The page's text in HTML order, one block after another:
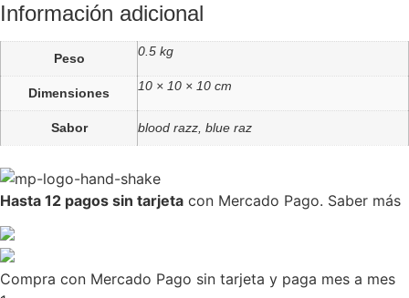
Información adicional
Peso 0.5 kg
Dimensiones 10 × 10 × 10 cm
Sabor blood razz, blue raz
Hasta 12 pagos sin tarjeta con Mercado Pago. Saber más
Compra con Mercado Pago sin tarjeta y paga mes a mes